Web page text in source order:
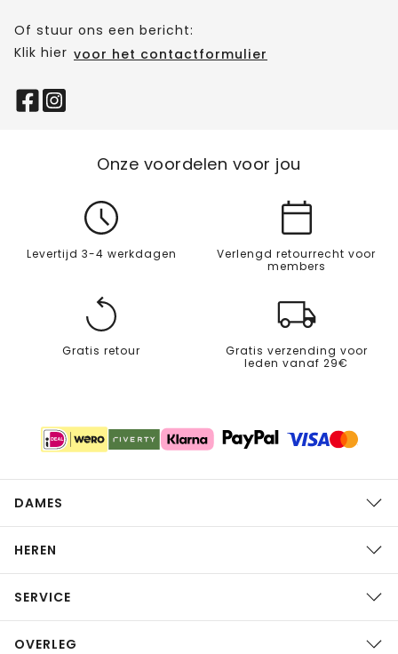
Of stuur ons een bericht:
Klik hier voor het contactformulier
Onze voordelen voor jou
Levertijd 3-4 werkdagen
Verlengd retourrecht voor
members
Gratis retour
Gratis verzending voor
leden vanaf 29€
DAMES
HEREN
SERVICE
OVERLEG